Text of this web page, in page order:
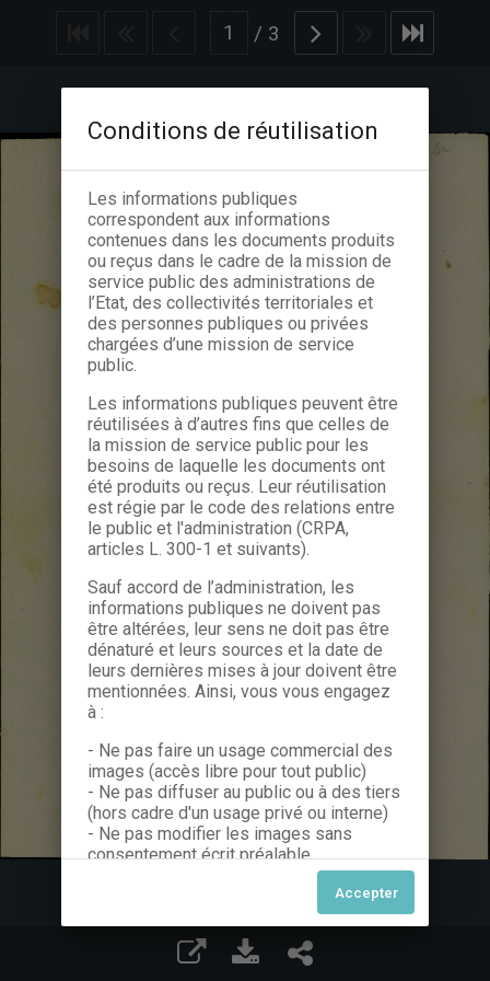
/ 3
Conditions de réutilisation
Les informations publiques
correspondent aux informations
contenues dans les documents produits
ou reçus dans le cadre de la mission de
service public des administrations de
l’Etat, des collectivités territoriales et
des personnes publiques ou privées
chargées d’une mission de service
public.
Les informations publiques peuvent être
réutilisées à d’autres fins que celles de
la mission de service public pour les
besoins de laquelle les documents ont
été produits ou reçus. Leur réutilisation
est régie par le code des relations entre
le public et l'administration (CRPA,
articles L. 300-1 et suivants).
Sauf accord de l’administration, les
informations publiques ne doivent pas
être altérées, leur sens ne doit pas être
dénaturé et leurs sources et la date de
leurs dernières mises à jour doivent être
mentionnées. Ainsi, vous vous engagez
à :
- Ne pas faire un usage commercial des
images (accès libre pour tout public)
- Ne pas diffuser au public ou à des tiers
(hors cadre d'un usage privé ou interne)
- Ne pas modifier les images sans
consentement écrit préalable
Dans le cas contraire, nous vous invitons
à nous contacter afin de solliciter le type
de Licence souhaitée parmi celles
proposées et le cas échéant, acquitter